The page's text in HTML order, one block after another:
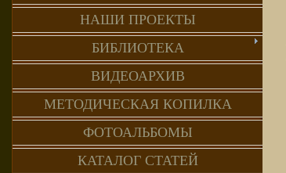
НАШИ ПРОЕКТЫ
БИБЛИОТЕКА
ВИДЕОАРХИВ
МЕТОДИЧЕСКАЯ КОПИЛКА
ФОТОАЛЬБОМЫ
КАТАЛОГ СТАТЕЙ